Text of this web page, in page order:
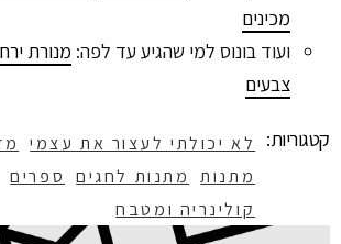
מכינים
ועוד בונוס למי שהגיע עד לפה: מנורת
צבעים
קטגוריות: לא יכולתי לעצור את עצמי
מתנות
מתנות לחגים
ספרים
קולינריה ומטבח